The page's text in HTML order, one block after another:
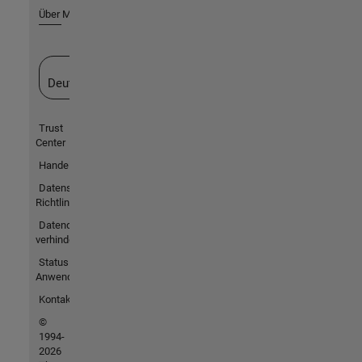
Über MathWorks
Deutschland
Trust
Center
Handelsmarken
Datenschutz-
Richtlinien
Datendiebstahl
verhindern
Status von
Anwendungen
Kontakt
©
1994-
2026